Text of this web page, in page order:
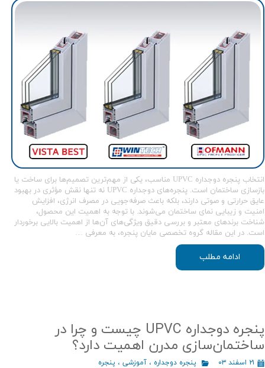
انتخاب پنجره دوجداره UPVC مناسب، یکی از مهم‌ترین تصمیم‌ها برای ساخت یا
بازسازی ساختمان است. پنجره‌های دوجداره UPVC نه تنها نقش مؤثری در بهبود
عایق حرارتی و صوتی دارند، بلکه باعث صرفه‌جویی در مصرف انرژی، افزایش
امنیت و زیبایی نمای ساختمان می‌شوند. با توجه به اهمیت این محصول،
شناخت برندهای معتبر و بررسی دقیق ویژگی‌های آن‌ها از اهمیت بالایی برخوردار
است. در این مقاله گروه تخصصی مایان پنجره، به معرفی …
ادامه مطلب
پنجره دوجداره UPVC چیست و چرا در
ساختمان‌سازی مدرن اهمیت دارد؟
۲۱ اسفند ۰۳ پنجره دوجداره ، آموزشی ، پنجره